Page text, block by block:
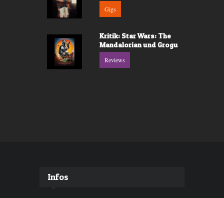
Gigs
Kritik: Star Wars: The
Mandalorian und Grogu
Reviews
Infos